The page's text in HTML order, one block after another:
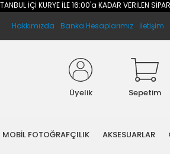
İÇİ KURYE İLE 16:00'a KADAR VERİLEN
Hakkımızda Banka Hesaplarımız İletişim
Üyelik Sepetim
MOBİL FOTOĞRAFÇILIK AKSESUARLAR